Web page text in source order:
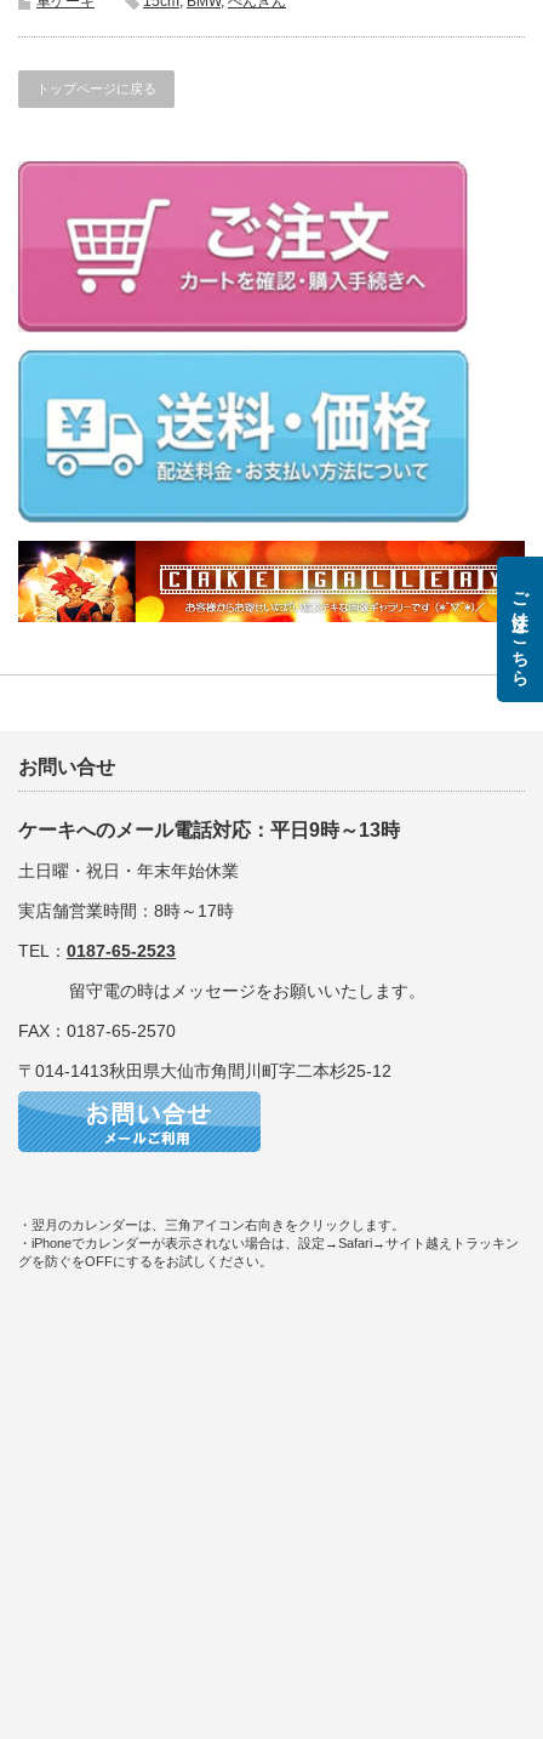
トップページに戻る
お問い合せ
ケーキへのメール電話対応：平日9時～13時
土日曜・祝日・年末年始休業
実店舗営業時間：8時～17時
TEL： 0187-65-2523
留守電の時はメッセージをお願いいたします。
FAX：0187-65-2570
〒014-1413秋田県大仙市角間川町字二本杉25-12
・翌月のカレンダーは、三角アイコン右向きをクリックします。
・iPhoneでカレンダーが表示されない場合は、設定→Safari→サイト越えトラッキン
グを防ぐをOFFにするをお試しください。
ご注文はこちら